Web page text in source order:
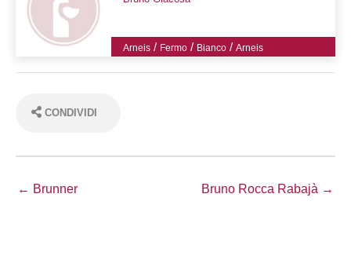
Arneis / Fermo / Bianco /Arneis
CONDIVIDI
← Brunner Bruno Rocca Rabajà →